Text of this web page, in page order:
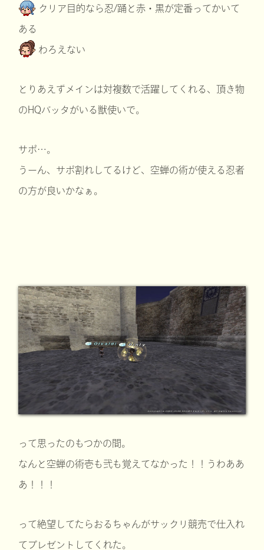
クリア目的なら忍/踊と赤・黒が定番ってかいて
ある
わろえない
とりあえずメインは対複数で活躍してくれる、頂き物
のHQバッタがいる獣使いで。
サポ…。
うーん、サポ割れしてるけど、空蝉の術が使える忍者
の方が良いかなぁ。
って思ったのもつかの間。
なんと空蝉の術壱も弐も覚えてなかった！！うわああ
あ！！！
って絶望してたらおるちゃんがサックリ競売で仕入れ
てプレゼントしてくれた。